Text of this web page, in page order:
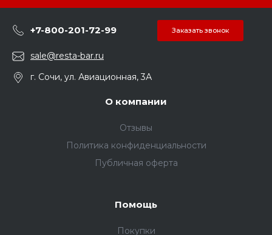
+7-800-201-72-99 Заказать звонок
sale@resta-bar.ru
г. Сочи, ул. Авиационная, 3А
О компании
Отзывы
Политика конфиденциальности
Публичная оферта
Помощь
Покупки